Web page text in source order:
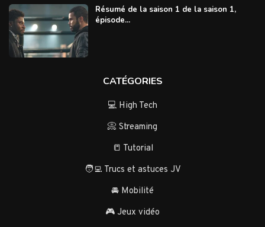
Résumé de la saison 1 de la saison 1,
épisode...
CATÉGORIES
💻 High Tech
📀 Streaming
📒 Tutorial
🧑‍💻 Trucs et astuces JV
🚘 Mobilité
🎮 Jeux vidéo